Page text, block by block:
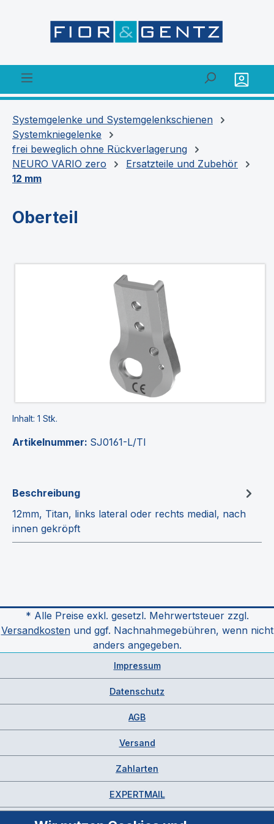
Systemgelenke und Systemgelenkschienen
Systemkniegelenke
frei beweglich ohne Rückverlagerung
NEURO VARIO zero
Ersatzteile und Zubehör
12 mm
Oberteil
Inhalt: 1 Stk.
Artikelnummer: SJ0161-L/TI
Beschreibung
12mm, Titan, links lateral oder rechts medial, nach
innen gekröpft
* Alle Preise exkl. gesetzl. Mehrwertsteuer zzgl.
Versandkostenund ggf. Nachnahmegebühren, wenn nicht
anders angegeben.
Impressum
Datenschutz
AGB
Versand
Zahlarten
EXPERTMAIL